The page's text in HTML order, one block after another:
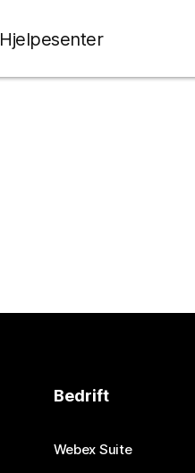
Hjelpesenter
Bedrift
Webex Suite